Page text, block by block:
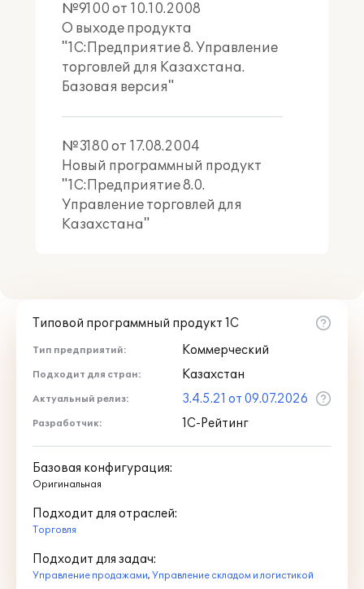
№9100 от 10.10.2008
О выходе продукта
"1С:Предприятие 8. Управление
торговлей для Казахстана.
Базовая версия"
№3180 от 17.08.2004
Новый программный продукт
"1С:Предприятие 8.0.
Управление торговлей для
Казахстана"
Типовой программный продукт 1С
Тип предприятий: Коммерческий
Подходит для стран: Казахстан
Актуальный релиз: 3.4.5.21 от 09.07.2026
Разработчик: 1С-Рейтинг
Базовая конфигурация:
Оригинальная
Подходит для отраслей:
Торговля
Подходит для задач:
Управление продажами, Управление складом и логистикой